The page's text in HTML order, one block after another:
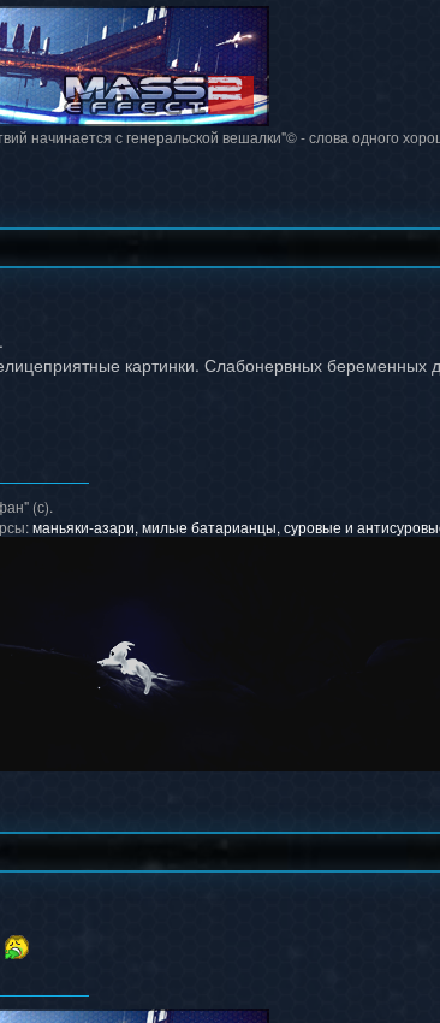
начинается с генеральской вешалки"© - слова одного
картинки. Слабонервных беременных
(с).
маньяки-азари, милые батарианцы, суровые и